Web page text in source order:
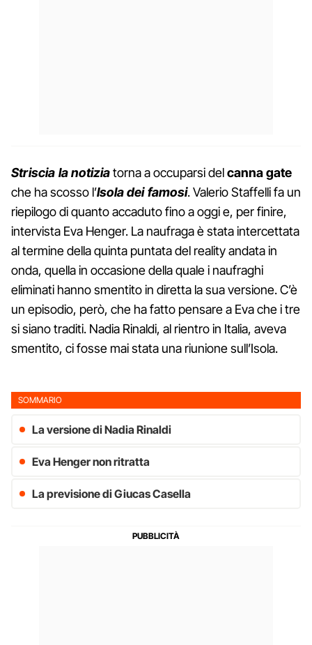
Striscia la notizia torna a occuparsi delcanna gate
che ha scosso l’Isola dei famosi. Valerio Staffelli fa un
riepilogo di quanto accaduto fino a oggi e, per finire,
intervista Eva Henger. La naufraga è stata intercettata
al termine della quinta puntata del reality andata in
onda, quella in occasione della quale i naufraghi
eliminati hanno smentito in diretta la sua versione. C’è
un episodio, però, che ha fatto pensare a Eva che i tre
si siano traditi. Nadia Rinaldi, al rientro in Italia, aveva
smentito, ci fosse mai stata una riunione sull’Isola.
SOMMARIO
La versione di Nadia Rinaldi
Eva Henger non ritratta
La previsione di Giucas Casella